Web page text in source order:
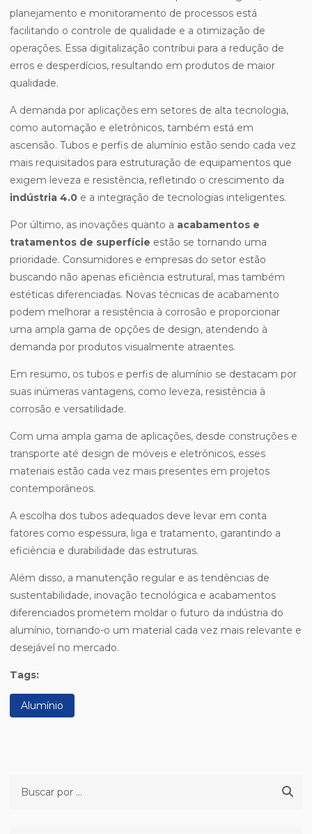
planejamento e monitoramento de processos está
facilitando o controle de qualidade e a otimização de
operações. Essa digitalização contribui para a redução de
erros e desperdícios, resultando em produtos de maior
qualidade.
A demanda por aplicações em setores de alta tecnologia,
como automação e eletrônicos, também está em
ascensão. Tubos e perfis de alumínio estão sendo cada vez
mais requisitados para estruturação de equipamentos que
exigem leveza e resistência, refletindo o crescimento da
indústria 4.0 e a integração de tecnologias inteligentes.
Por último, as inovações quanto a acabamentos e
tratamentos de superfície estão se tornando uma
prioridade. Consumidores e empresas do setor estão
buscando não apenas eficiência estrutural, mas também
estéticas diferenciadas. Novas técnicas de acabamento
podem melhorar a resistência à corrosão e proporcionar
uma ampla gama de opções de design, atendendo à
demanda por produtos visualmente atraentes.
Em resumo, os tubos e perfis de alumínio se destacam por
suas inúmeras vantagens, como leveza, resistência à
corrosão e versatilidade.
Com uma ampla gama de aplicações, desde construções e
transporte até design de móveis e eletrônicos, esses
materiais estão cada vez mais presentes em projetos
contemporâneos.
A escolha dos tubos adequados deve levar em conta
fatores como espessura, liga e tratamento, garantindo a
eficiência e durabilidade das estruturas.
Além disso, a manutenção regular e as tendências de
sustentabilidade, inovação tecnológica e acabamentos
diferenciados prometem moldar o futuro da indústria do
alumínio, tornando-o um material cada vez mais relevante e
desejável no mercado.
Tags:
Alumínio